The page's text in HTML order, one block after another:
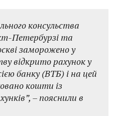
консульства
Петербурзі та
заморожено у
відкрито рахунок у
банку (ВТБ) і на цей
кошти із
– пояснили в